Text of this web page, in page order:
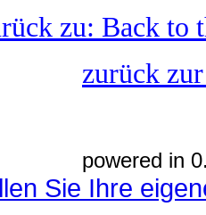
zu: Back to
zurück
powered in
Sie Ihre